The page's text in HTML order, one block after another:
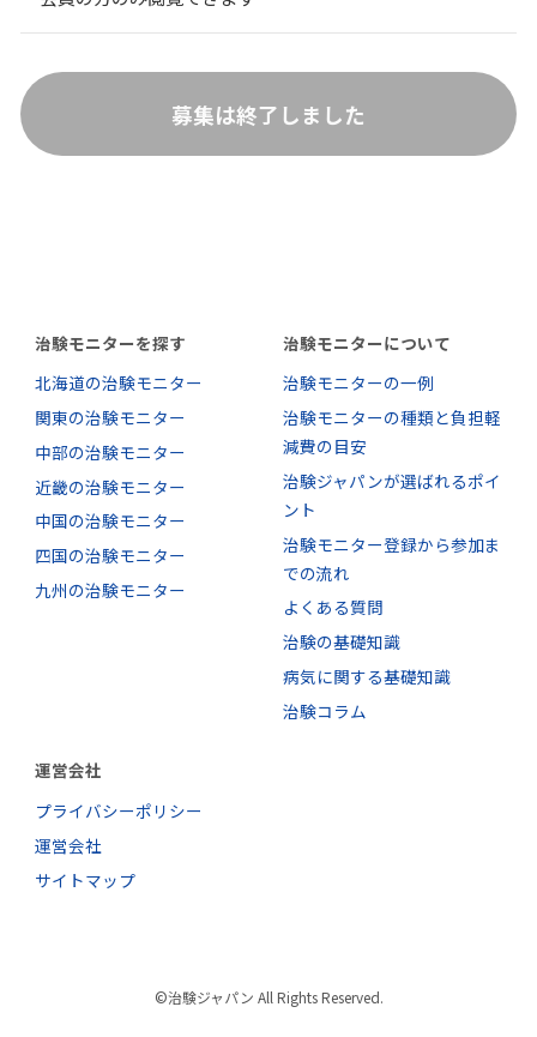
募集は終了しました
治験モニターを探す
北海道の治験モニター
関東の治験モニター
中部の治験モニター
近畿の治験モニター
中国の治験モニター
四国の治験モニター
九州の治験モニター
治験モニターについて
治験モニターの一例
治験モニターの種類と負担軽
減費の目安
治験ジャパンが選ばれるポイ
ント
治験モニター登録から参加ま
での流れ
よくある質問
治験の基礎知識
病気に関する基礎知識
治験コラム
運営会社
プライバシーポリシー
運営会社
サイトマップ
©治験ジャパン All Rights Reserved.